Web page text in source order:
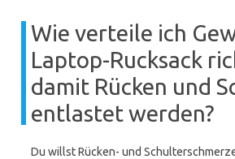
Wie verteile ich
Laptop-Rucksack
damit Rücken und
entlastet werden?
Du willst Rücken- und